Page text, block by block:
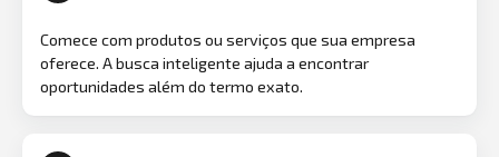
Comece com produtos ou serviços que sua empresa
oferece. A busca inteligente ajuda a encontrar
oportunidades além do termo exato.